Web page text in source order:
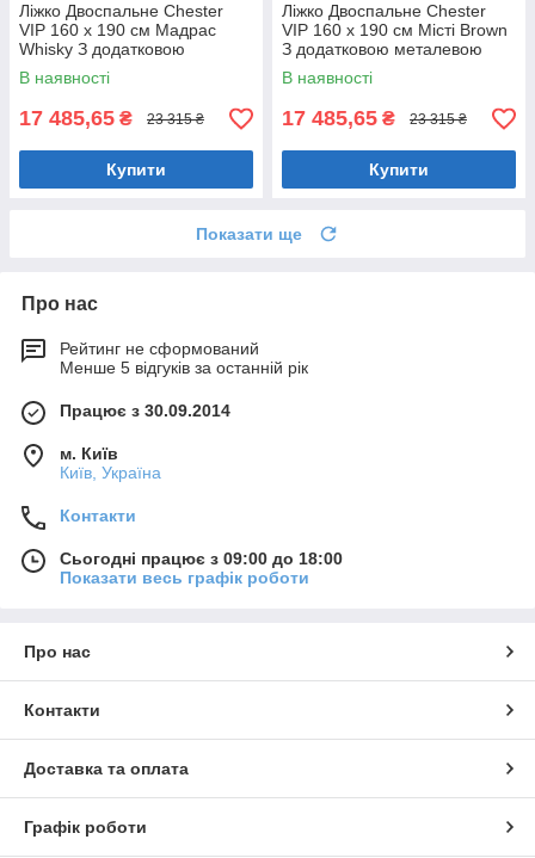
Ліжко Двоспальне Chester
VIP 160 х 190 см Мадрас
Whisky З додатковою
металевою цільнозварною
рамою Коричневий
В наявності
17 485,65 ₴ 23 315 ₴
Купити
Ліжко Двоспальне Chester
VIP 160 х 190 см Місті Brown
З додатковою металевою
цільнозварною рамою
Коричневий
В наявності
17 485,65 ₴ 23 315 ₴
Купити
Показати ще
Про нас
Рейтинг не сформований
Менше 5 відгуків за останній рік
Працює з 30.09.2014
м. Київ
Київ, Україна
Контакти
Сьогодні працює з 09:00 до 18:00
Показати весь графік роботи
Про нас
Контакти
Доставка та оплата
Графік роботи